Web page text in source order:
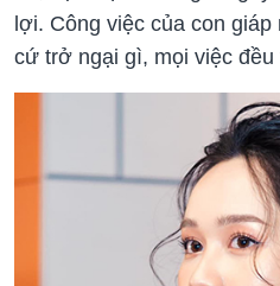
lợi. Công việc của con
cứ trở ngại gì, mọi việc